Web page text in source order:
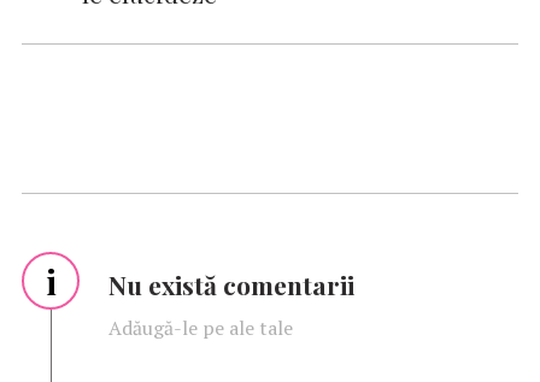
i Nu există comentarii
Adăugă-le pe ale tale